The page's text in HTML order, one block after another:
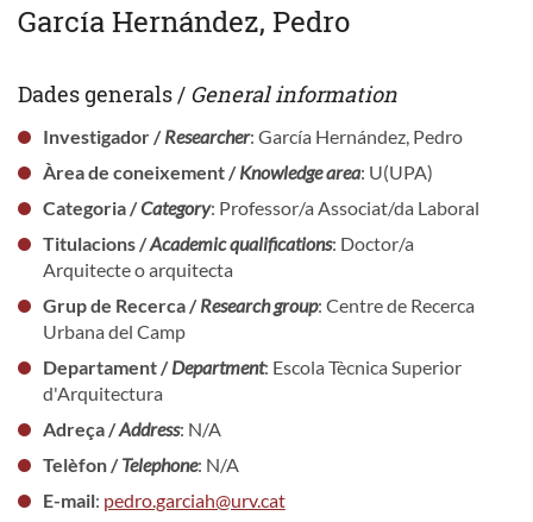
García Hernández, Pedro
Dades generals / General information
Investigador /Researcher: García Hernández, Pedro
Àrea de coneixement /Knowledge area: U(UPA)
Categoria /Category: Professor/a Associat/da Laboral
Titulacions /Academic qualifications: Doctor/a
Arquitecte o arquitecta
Grup de Recerca /Research group: Centre de Recerca
Urbana del Camp
Departament /Department: Escola Tècnica Superior
d'Arquitectura
Adreça /Address: N/A
Telèfon /Telephone: N/A
E-mail: pedro.garciah@urv.cat